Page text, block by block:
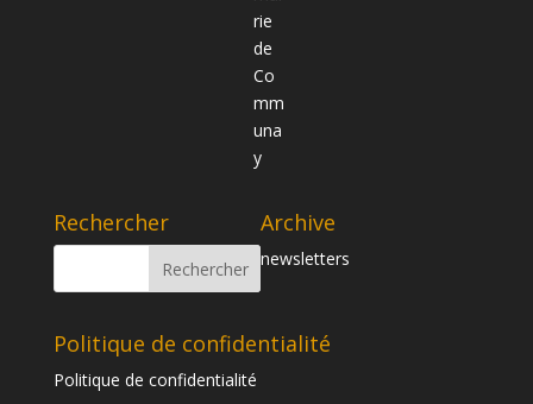
Rechercher Archive
newsletters
Politique de confidentialité
Politique de confidentialité